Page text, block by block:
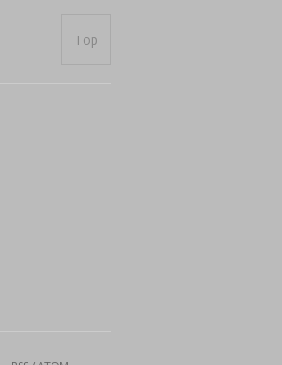
Top